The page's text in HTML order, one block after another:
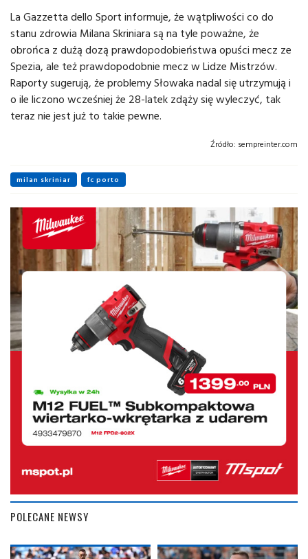
La Gazzetta dello Sport informuje, że wątpliwości co do
stanu zdrowia Milana Skriniara są na tyle poważne, że
obrońca z dużą dozą prawdopodobieństwa opuści mecz ze
Spezia, ale też prawdopodobnie mecz w Lidze Mistrzów.
Raporty sugerują, że problemy Słowaka nadal się utrzymują i
o ile liczono wcześniej że 28-latek zdąży się wyleczyć, tak
teraz nie jest już to takie pewne.
Źródło: sempreinter.com
milan skriniar fc porto
POLECANE NEWSY